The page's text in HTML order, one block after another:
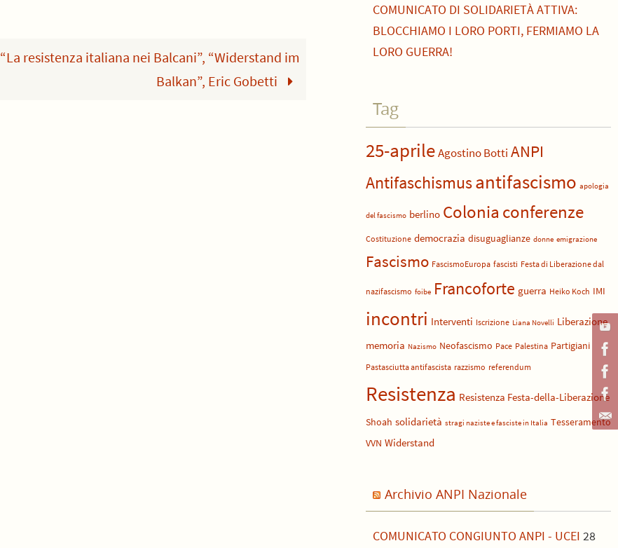
“La resistenza italiana nei Balcani”, “Widerstand im
Balkan”, Eric Gobetti
COMUNICATO DI SOLIDARIETÀ ATTIVA:
BLOCCHIAMO I LORO PORTI, FERMIAMO LA
LORO GUERRA!
Tag
25-aprileAgostino Botti ANPI
Antifaschismusantifascismo apologia
del fascismo berlino Colonia conferenze
Costituzione democrazia disuguaglianze donne emigrazione
Fascismo FascismoEuropa fascisti Festa di Liberazione dal
nazifascismo foibe Francoforte guerra Heiko Koch IMI
incontri Interventi Iscrizione Liana Novelli Liberazione
memoria Nazismo Neofascismo Pace Palestina Partigiani
Pastasciutta antifascista razzismo referendum
Resistenza Resistenza Festa-della-Liberazione
Shoah solidarietà stragi naziste e fasciste in Italia Tesseramento
VVN Widerstand
Archivio ANPI Nazionale
COMUNICATO CONGIUNTO ANPI - UCEI 28